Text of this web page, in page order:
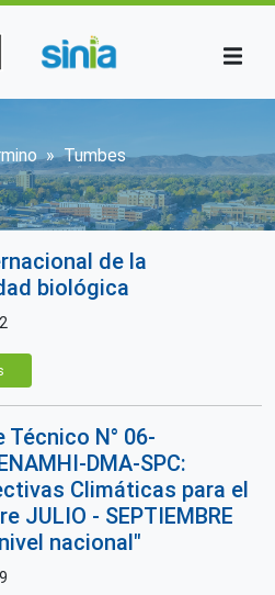
de ayuda a la
Tumbes
de la
biológica
Técnico N° 06-
DMA-SPC:
Climáticas para el
JULIO - SEPTIEMBRE
nacional"